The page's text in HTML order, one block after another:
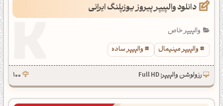
دانلود والپیپر پیروز یوزپلنگ ایرانی
والپیپر خاص
والپیپر مینیمال
والپیپر ساده
رزولوشن والپیپر: Full HD 100